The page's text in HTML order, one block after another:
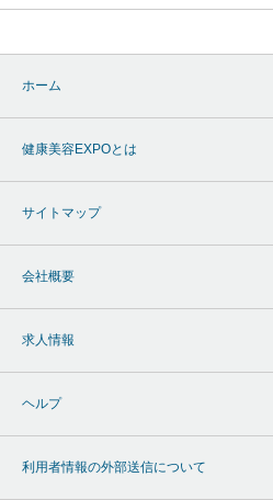
ホーム
健康美容EXPOとは
サイトマップ
会社概要
求人情報
ヘルプ
利用者情報の外部送信について